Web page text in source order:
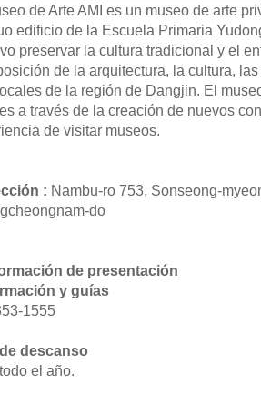
de Arte AMI es un museo de arte
edificio de la Escuela Primaria
preservar la cultura tradicional y el
de la arquitectura, la cultura,
de la región de Dangjin. El
a través de la creación de nuevos
de visitar museos.
: Nambu-ro 753, Sonseong-
do
de presentación
y guías
1555
descanso
el año.